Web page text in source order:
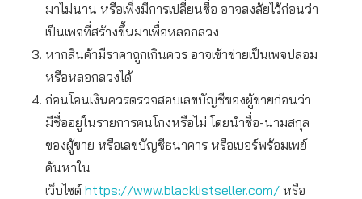
มาไม่นาน หรือเพิ่งมีการเปลี่ยนชื่อ อาจสงสัยไว้ก่อนว่า
เป็นเพจที่สร้างขึ้นมาเพื่อหลอกลวง
หากสินค้ามีราคาถูกเกินควร อาจเข้าข่ายเป็นเพจปลอม
หรือหลอกลวงได้
ก่อนโอนเงินควรตรวจสอบเลขบัญชีของผู้ขายก่อนว่า
มีชื่ออยู่ในรายการคนโกงหรือไม่ โดยนำชื่อ-นามสกุล
ของผู้ขาย หรือเลขบัญชีธนาคาร หรือเบอร์พร้อมเพย์
ค้นหาใน
เว็บไซต์ https://www.blacklistseller.com/ หรือ